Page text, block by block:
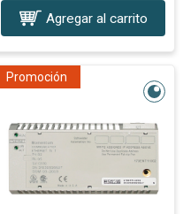
Agregar al carrito
Promoción